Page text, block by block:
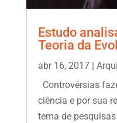
Estudo
Teoria da
abr 16, 2017|
Controvérsias
ciência e por sua
tema de